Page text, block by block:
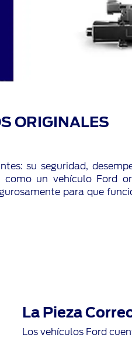
ORIGINALES
su seguridad,
un vehículo Ford
para que
La Pieza
Los vehículos Ford